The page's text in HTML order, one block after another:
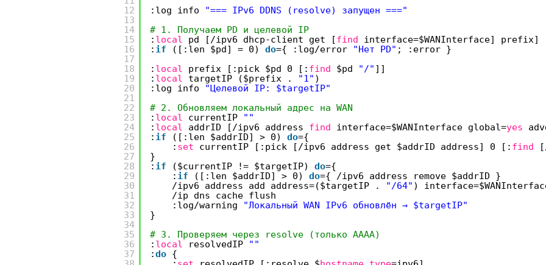
12
13
14
15
16
17
18
19
20
21
22
23
24
25
26
27
28
29
30
31
32
33
34
35
36
37
:log info
"=== IPv6 DDNS (resolve) запущен ==="
# 1. Получаем PD и целевой IP
: local pd [/ipv6 dhcp-client get [find
interface=$WANInterface] prefix]
: if ([:len $pd] = 0) do={ :log/error "Нет PD" ; :error }
: local prefix [:pick $pd 0 [: find $pd "/" ]]
: local targetIP ($prefix . "1" )
:log info
"Целевой IP: $targetIP"
# 2. Обновляем локальный адрес на WAN
: local currentIP
""
: local addrID [/ipv6 address find interface=$WANInterface global=yes
: if ([:len $addrID] > 0) do={
: set currentIP [:pick [/ipv6 address get $addrID address] 0 [: find [
}
: if ($currentIP != $targetIP) do={
: if ([:len $addrID] > 0) do={ /ipv6
address remove $addrID }
/ipv6
address add address=($targetIP . "/64" )
/ip
dns cache flush
:log/warning
"Локальный WAN IPv6 обновлён → $targetIP"
}
# 3. Проверяем через resolve (только AAAA)
: local resolvedIP
""
:do {